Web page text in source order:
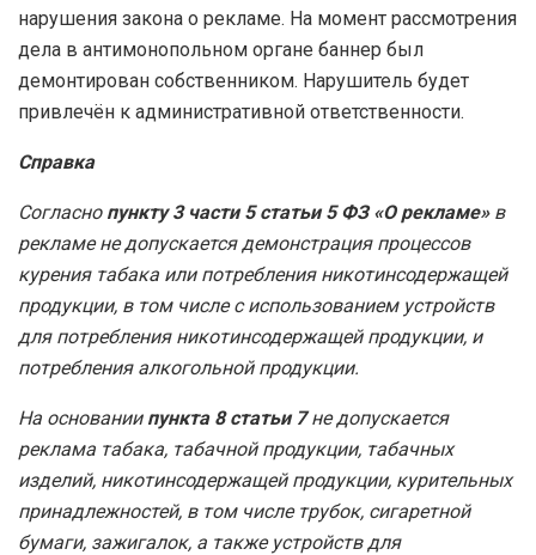
нарушения закона о рекламе. На момент рассмотрения
дела в антимонопольном органе баннер был
демонтирован собственником. Нарушитель будет
привлечён к административной ответственности.
Справка
Согласно пункту 3 части 5 статьи 5 ФЗ «О рекламе»в
рекламе не допускается демонстрация процессов
курения табака или потребления никотинсодержащей
продукции, в том числе с использованием устройств
для потребления никотинсодержащей продукции, и
потребления алкогольной продукции.
На основании пункта 8 статьи 7не допускается
реклама табака, табачной продукции, табачных
изделий, никотинсодержащей продукции, курительных
принадлежностей, в том числе трубок, сигаретной
бумаги, зажигалок, а также устройств для